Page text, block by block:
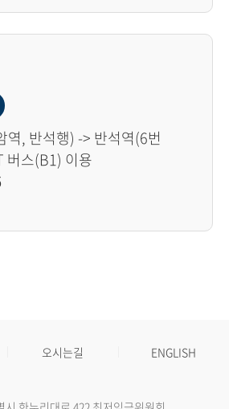
역, 반석행) -> 반석역(6번
버스(B1) 이용
오시는길 ENGLISH